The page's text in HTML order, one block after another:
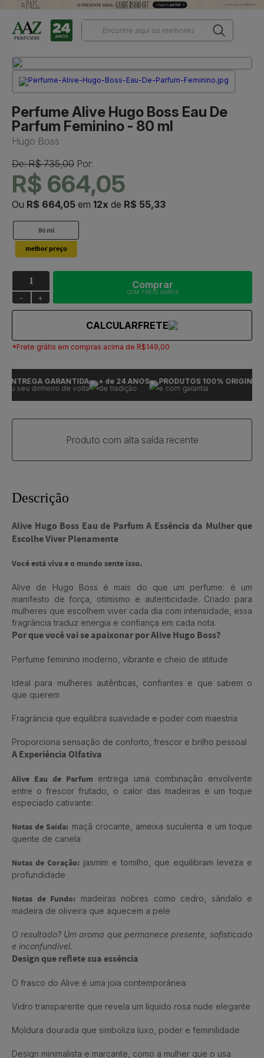
Perfume Alive Hugo Boss Eau De
Parfum Feminino - 80 ml
Hugo Boss
De: R$ 735,00 Por:
R$ 664,05
Ou R$ 664,05 em 12x de R$ 55,33
80 ml
- +
Comprar
COM FRETE GRÁTIS
CALCULARFRETE
*Frete grátis em compras acima de R$149,00
GARANTIDA
seu dinheiro de volta
+ de 24 ANOS
de tradição
PRODUTOS 100% ORIGINAIS
e com garantia
Produto com alta saída recente
Descrição
Alive Hugo Boss Eau de Parfum A Essência da Mulher que
Escolhe Viver Plenamente
Você está viva e o mundo sente isso.
Alive de Hugo Boss é mais do que um perfume: é um
manifesto de força, otimismo e autenticidade. Criado para
mulheres que escolhem viver cada dia com intensidade, essa
fragrância traduz energia e confiança em cada nota.
Por que você vai se apaixonar por Alive Hugo Boss?
Perfume feminino moderno, vibrante e cheio de atitude
Ideal para mulheres autênticas, confiantes e que sabem o
que querem
Fragrância que equilibra suavidade e poder com maestria
Proporciona sensação de conforto, frescor e brilho pessoal
A Experiência Olfativa
Alive Eau de Parfum entrega uma combinação envolvente
entre o frescor frutado, o calor das madeiras e um toque
especiado cativante:
Notas de Saída: maçã crocante, ameixa suculenta e um toque
quente de canela
Notas de Coração: jasmim e tomilho, que equilibram leveza e
profundidade
Notas de Fundo: madeiras nobres como cedro, sândalo e
madeira de oliveira que aquecem a pele
O resultado? Um aroma que permanece presente, sofisticado
e inconfundível.
Design que reflete sua essência
O frasco do Alive é uma joia contemporânea:
Vidro transparente que revela um líquido rosa nude elegante
Moldura dourada que simboliza luxo, poder e feminilidade
Design minimalista e marcante, como a mulher que o usa